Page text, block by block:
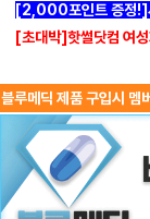
[2,000포인트 증정!]
[초대박]핫썰닷컴 여
블루메딕 제품 구입시